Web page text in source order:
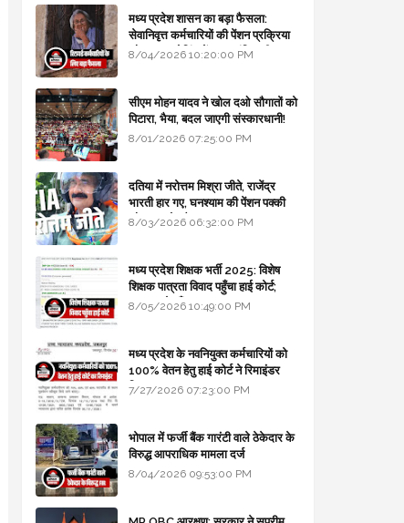
मध्य प्रदेश शासन का बड़ा फैसला:
सेवानिवृत्त कर्मचारियों की पेंशन प्रक्रिया
और बजट कोडिंग में हुए क्रांतिकारी
8/04/2026 10:20:00 PM
सीएम मोहन यादव ने खोल दओ सौगातों को
पिटारा, भैया, बदल जाएगी संस्कारधानी!
8/01/2026 07:25:00 PM
दतिया में नरोत्तम मिश्रा जीते, राजेंद्र
भारती हार गए, घनश्याम की पेंशन पक्की
और आशुतोष बैक टू...
8/03/2026 06:32:00 PM
मध्य प्रदेश शिक्षक भर्ती 2025: विशेष
शिक्षक पात्रता विवाद पहुँचा हाई कोर्ट;
सरकार से माँगा जवाब
8/05/2026 10:49:00 PM
मध्य प्रदेश के नवनियुक्त कर्मचारियों को
100% वेतन हेतु हाई कोर्ट ने रिमाइंडर
लिखा
7/27/2026 07:23:00 PM
भोपाल में फर्जी बैंक गारंटी वाले ठेकेदार के
विरुद्ध आपराधिक मामला दर्ज
8/04/2026 09:53:00 PM